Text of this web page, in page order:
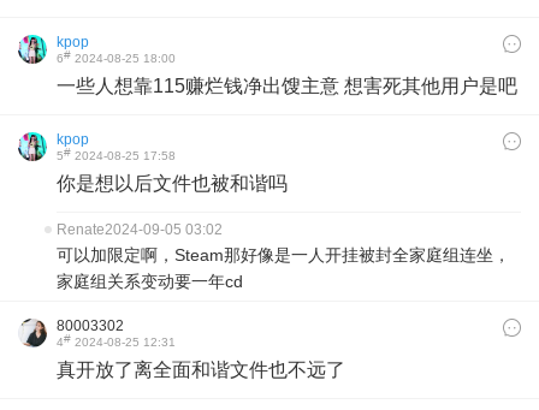
kpop
6# 2024-08-25 18:00
一些人想靠115赚烂钱净出馊主意 想害死其他用户是吧
kpop
5# 2024-08-25 17:58
你是想以后文件也被和谐吗
Renate2024-09-05 03:02
可以加限定啊，Steam那好像是一人开挂被封全家庭组连坐，
家庭组关系变动要一年cd
80003302
4# 2024-08-25 12:31
真开放了离全面和谐文件也不远了